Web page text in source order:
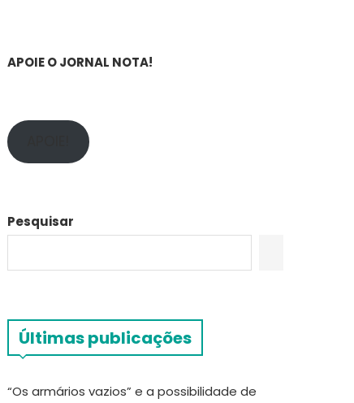
APOIE O JORNAL NOTA!
Pesquisar
Últimas publicações
“Os armários vazios” e a possibilidade de